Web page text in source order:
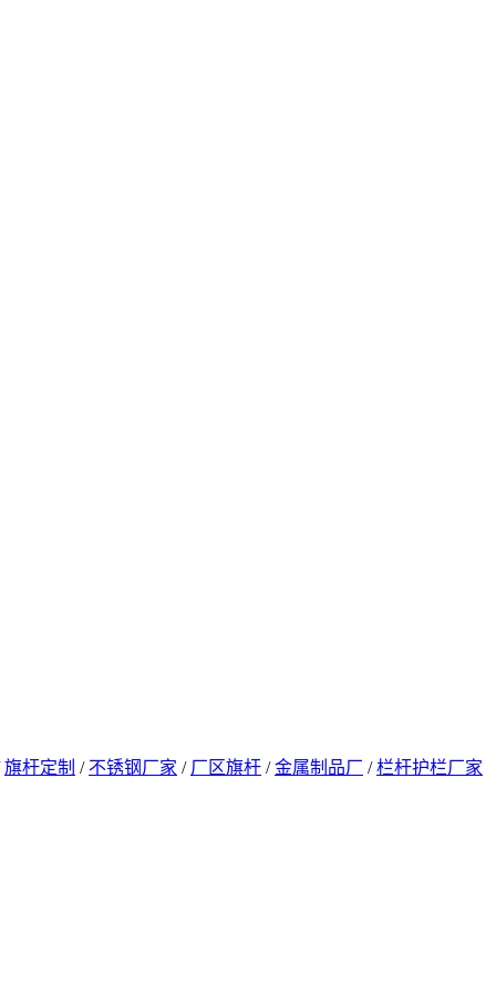
旗杆定制 / 不锈钢厂家 / 厂区旗杆 /金属制品厂 /栏杆护栏厂家